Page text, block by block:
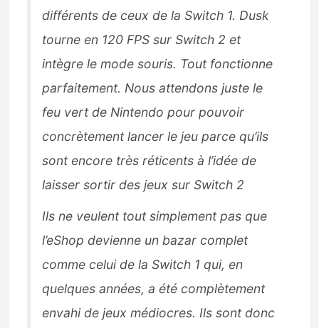
différents de ceux de la Switch 1. Dusk
tourne en 120 FPS sur Switch 2 et
intègre le mode souris. Tout fonctionne
parfaitement. Nous attendons juste le
feu vert de Nintendo pour pouvoir
concrètement lancer le jeu parce qu’ils
sont encore très réticents à l’idée de
laisser sortir des jeux sur Switch 2
Ils ne veulent tout simplement pas que
l’eShop devienne un bazar complet
comme celui de la Switch 1 qui, en
quelques années, a été complètement
envahi de jeux médiocres. Ils sont donc